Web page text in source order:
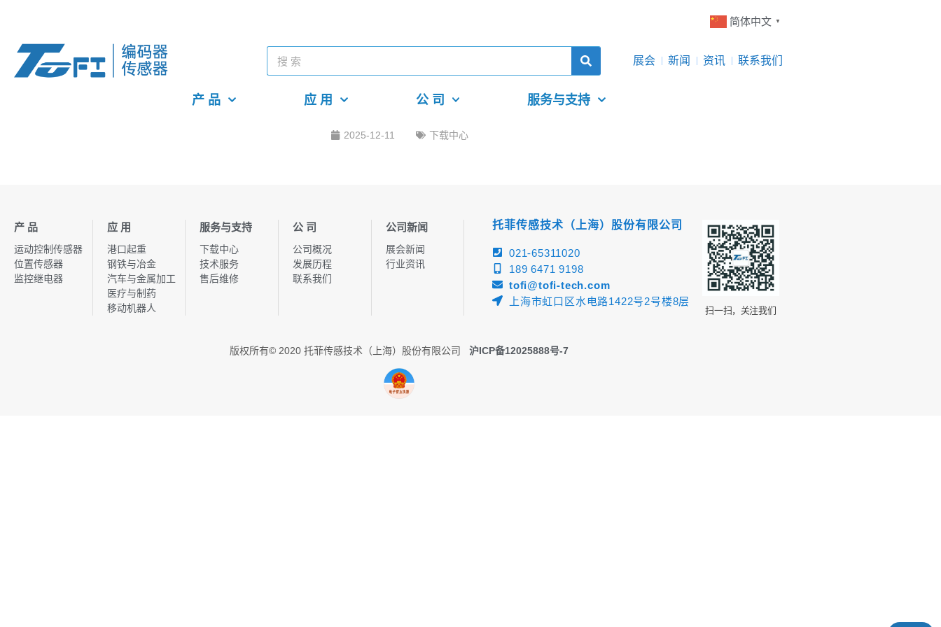
简体中文 ▼
展会 新闻 资讯 联系我们
产 品 应 用 公 司 服务与支持
2025-12-11 下载中心
产 品
运动控制传感器
位置传感器
监控继电器
应 用
港口起重
钢铁与冶金
汽车与金属加工
医疗与制药
移动机器人
服务与支持
下载中心
技术服务
售后维修
公 司
公司概况
发展历程
联系我们
公司新闻
展会新闻
行业资讯
托菲传感技术（上海）股份有限公司
021-65311020
189 6471 9198
tofi@tofi-tech.com
上海市虹口区水电路1422号2号楼8层
扫一扫，关注我们
版权所有© 2020 托菲传感技术（上海）股份有限公司 沪ICP备12025888号-7